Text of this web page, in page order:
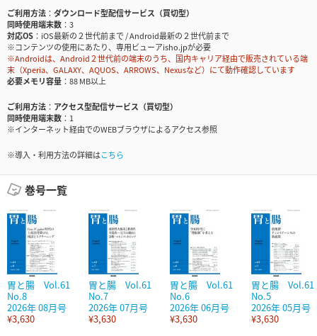
ご利用方法
ダウンロード型配信サービス（買切型）
同時使用端末数
3
対応OS
iOS最新の２世代前まで / Android最新の２世代前まで
※コンテンツの使用にあたり、専用ビューアisho.jpが必要
※Androidは、Android２世代前の端末のうち、国内キャリア経由で販売されている端
末（Xperia、GALAXY、AQUOS、ARROWS、Nexusなど）にて動作確認しています
必要メモリ容量
88 MB以上
ご利用方法
アクセス型配信サービス（買切型）
同時使用端末数
1
※インターネット経由でのWEBブラウザによるアクセス参照
※導入・利用方法の詳細はこちら
巻号一覧
胃と腸 Vol.61
No.8
2026年 08月号
¥3,630
胃と腸 Vol.61
No.7
2026年 07月号
¥3,630
胃と腸 Vol.61
No.6
2026年 06月号
¥3,630
胃と腸 Vol.61
No.5
2026年 05月号
¥3,630